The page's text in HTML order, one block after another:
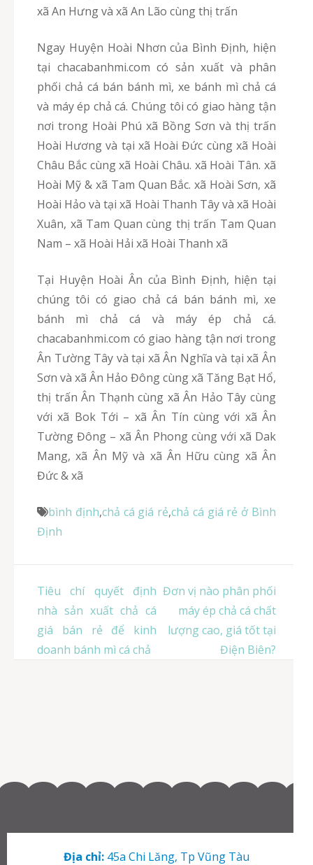
xã An Hưng và xã An Lão cùng thị trấn
Ngay Huyện Hoài Nhơn của Bình Định, hiện
tại chacabanhmi.com có sản xuất và phân
phối chả cá bán bánh mì, xe bánh mì chả cá
và máy ép chả cá. Chúng tôi có giao hàng tận
nơi trong Hoài Phú xã Bồng Sơn và thị trấn
Hoài Hương và tại xã Hoài Đức cùng xã Hoài
Châu Bắc cùng xã Hoài Châu. xã Hoài Tân. xã
Hoài Mỹ & xã Tam Quan Bắc. xã Hoài Sơn, xã
Hoài Hảo và tại xã Hoài Thanh Tây và xã Hoài
Xuân, xã Tam Quan cùng thị trấn Tam Quan
Nam – xã Hoài Hải xã Hoài Thanh xã
Tại Huyện Hoài Ân của Bình Định, hiện tại
chúng tôi có giao chả cá bán bánh mì, xe
bánh mì chả cá và máy ép chả cá.
chacabanhmi.com có giao hàng tận nơi trong
Ân Tường Tây và tại xã Ân Nghĩa và tại xã Ân
Sơn và xã Ân Hảo Đông cùng xã Tăng Bạt Hổ,
thị trấn Ân Thạnh cùng xã Ân Hảo Tây cùng
với xã Bok Tới – xã Ân Tín cùng với xã Ân
Tường Đông – xã Ân Phong cùng với xã Dak
Mang, xã Ân Mỹ và xã Ân Hữu cùng xã Ân
Đức & xã
bình định,chả cá giá rẻ,chả cá giá rẻ ở Bình
Định
Điều
hướng
bài
viết
Tiêu chí quyết định
nhà sản xuất chả cá
giá bán rẻ để kinh
doanh bánh mì cá chả
Đơn vị nào phân phối
máy ép chả cá chất
lượng cao, giá tốt tại
Điện Biên?
Địa chỉ: 45a Chi Lăng, Tp Vũng Tàu